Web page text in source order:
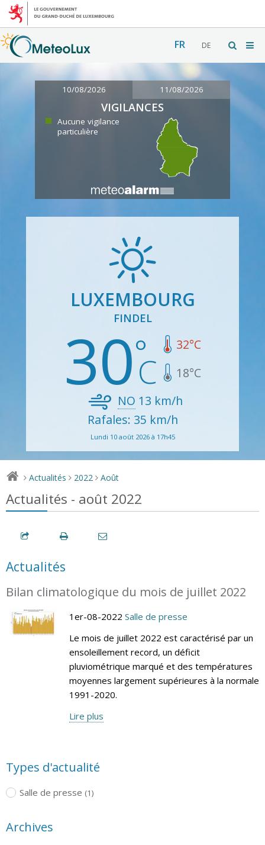
FR DE
10/08/2026 11/08/2026
VIGILANCES
Aucune vigilance
particulière
LUXEMBOURG
FINDEL
30 32°C
18°C
NO 13 km/h
Rafales: 35 km/h
Lundi 10 août 2026 à 17h45
> Actualités > 2022 > Août
Actualités - août 2022
Actualités
Bilan climatologique du mois de juillet 2022
1er-08-2022 Salle de presse
Le mois de juillet 2022 est caractérisé par un
ensoleillement record, un déficit
pluviométrique marqué et des températures
moyennes largement supérieures à la normale
1991-2020.
Lire plus
Types d'actualité
Salle de presse (1)
Archives